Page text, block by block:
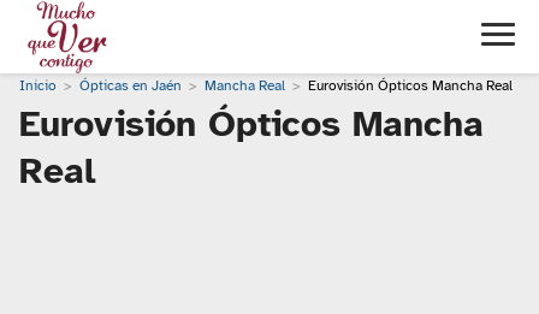
Inicio Ópticas en Jaén Mancha Real Eurovisión Ópticos Mancha Real
Eurovisión Ópticos Mancha
Real